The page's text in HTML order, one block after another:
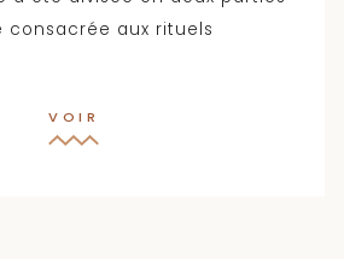
consacrée aux rituels
VOIR